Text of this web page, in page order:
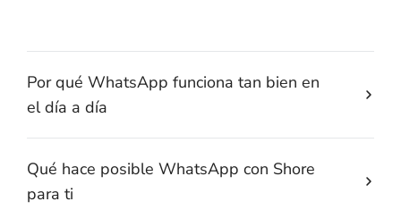
Por qué WhatsApp funciona tan bien en
el día a día
Qué hace posible WhatsApp con Shore
para ti